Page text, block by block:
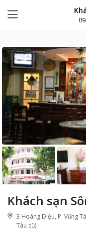
Khách sạn
3 Hoàng Diệu, P. Vũng
Tàu cũ)